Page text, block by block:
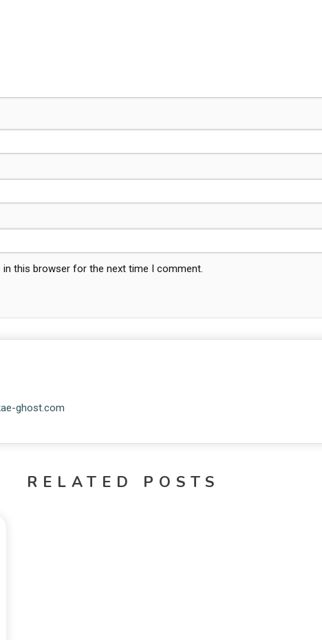
in this browser for the next time I comment.
ghost.com
RELATED POSTS